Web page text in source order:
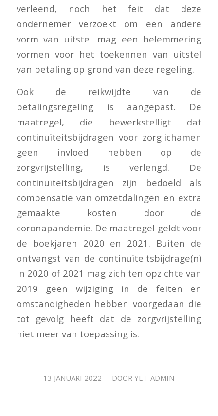
verleend, noch het feit dat deze
ondernemer verzoekt om een andere
vorm van uitstel mag een belemmering
vormen voor het toekennen van uitstel
van betaling op grond van deze regeling.
Ook de reikwijdte van de
betalingsregeling is aangepast. De
maatregel, die bewerkstelligt dat
continuïteitsbijdragen voor zorglichamen
geen invloed hebben op de
zorgvrijstelling, is verlengd. De
continuïteitsbijdragen zijn bedoeld als
compensatie van omzetdalingen en extra
gemaakte kosten door de
coronapandemie. De maatregel geldt voor
de boekjaren 2020 en 2021. Buiten de
ontvangst van de continuïteitsbijdrage(n)
in 2020 of 2021 mag zich ten opzichte van
2019 geen wijziging in de feiten en
omstandigheden hebben voorgedaan die
tot gevolg heeft dat de zorgvrijstelling
niet meer van toepassing is.
13 JANUARI 2022
/ DOORYLT-ADMIN